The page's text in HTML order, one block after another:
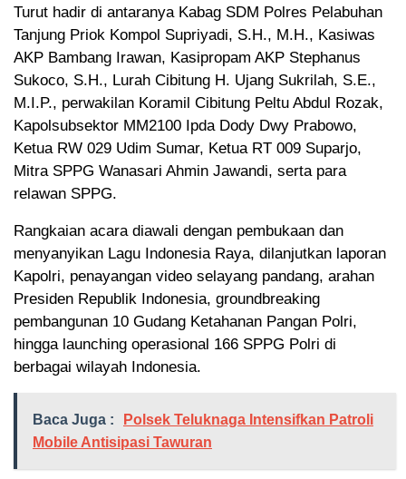
Turut hadir di antaranya Kabag SDM Polres Pelabuhan
Tanjung Priok Kompol Supriyadi, S.H., M.H., Kasiwas
AKP Bambang Irawan, Kasipropam AKP Stephanus
Sukoco, S.H., Lurah Cibitung H. Ujang Sukrilah, S.E.,
M.I.P., perwakilan Koramil Cibitung Peltu Abdul Rozak,
Kapolsubsektor MM2100 Ipda Dody Dwy Prabowo,
Ketua RW 029 Udim Sumar, Ketua RT 009 Suparjo,
Mitra SPPG Wanasari Ahmin Jawandi, serta para
relawan SPPG.
Rangkaian acara diawali dengan pembukaan dan
menyanyikan Lagu Indonesia Raya, dilanjutkan laporan
Kapolri, penayangan video selayang pandang, arahan
Presiden Republik Indonesia, groundbreaking
pembangunan 10 Gudang Ketahanan Pangan Polri,
hingga launching operasional 166 SPPG Polri di
berbagai wilayah Indonesia.
Baca Juga :
Polsek Teluknaga Intensifkan Patroli
Mobile Antisipasi Tawuran